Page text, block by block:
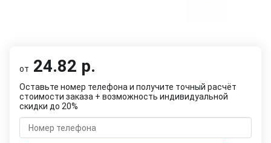
от 24.82 р.
Оставьте номер телефона и получите точный расчёт
стоимости заказа + возможность индивидуальной
скидки до 20%